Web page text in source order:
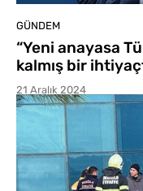
GÜNDEM
“Yeni anayasa
kalmış bir
21 Aralık 2024